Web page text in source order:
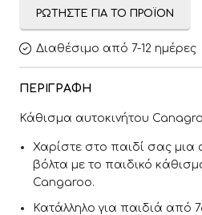
ΡΩΤΉΣΤΕ ΓΙΑ ΤΟ ΠΡΟΪΌΝ
Διαθέσιμο από 7-12 ημέρες
ΠΕΡΙΓΡΑΦΉ
Κάθισμα αυτοκινήτου
Χαρίστε στο παιδί σας μια
βόλτα με το παιδικό
Cangaroo.
Κατάλληλο για παιδιά από